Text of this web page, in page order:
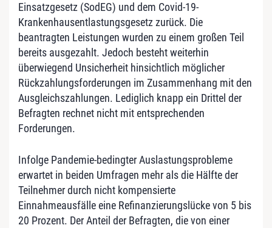
Einsatzgesetz (SodEG) und dem Covid-19-
Krankenhausentlastungsgesetz zurück. Die
beantragten Leistungen wurden zu einem großen Teil
bereits ausgezahlt. Jedoch besteht weiterhin
überwiegend Unsicherheit hinsichtlich möglicher
Rückzahlungsforderungen im Zusammenhang mit den
Ausgleichszahlungen. Lediglich knapp ein Drittel der
Befragten rechnet nicht mit entsprechenden
Forderungen.
Infolge Pandemie-bedingter Auslastungsprobleme
erwartet in beiden Umfragen mehr als die Hälfte der
Teilnehmer durch nicht kompensierte
Einnahmeausfälle eine Refinanzierungslücke von 5 bis
20 Prozent. Der Anteil der Befragten, die von einer